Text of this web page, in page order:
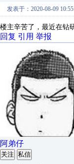
发表于：2020-08-09
楼主辛苦了，最近在钻
回复 引用 举报
阿弟仔
关注 私信